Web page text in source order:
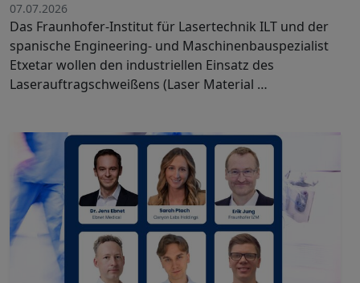
07.07.2026
Das Fraunhofer-Institut für Lasertechnik ILT und der
spanische Engineering- und Maschinenbauspezialist
Etxetar wollen den industriellen Einsatz des
Laserauftragschweißens (Laser Material …